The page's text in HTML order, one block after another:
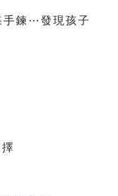
手鍊⋯發現孩子